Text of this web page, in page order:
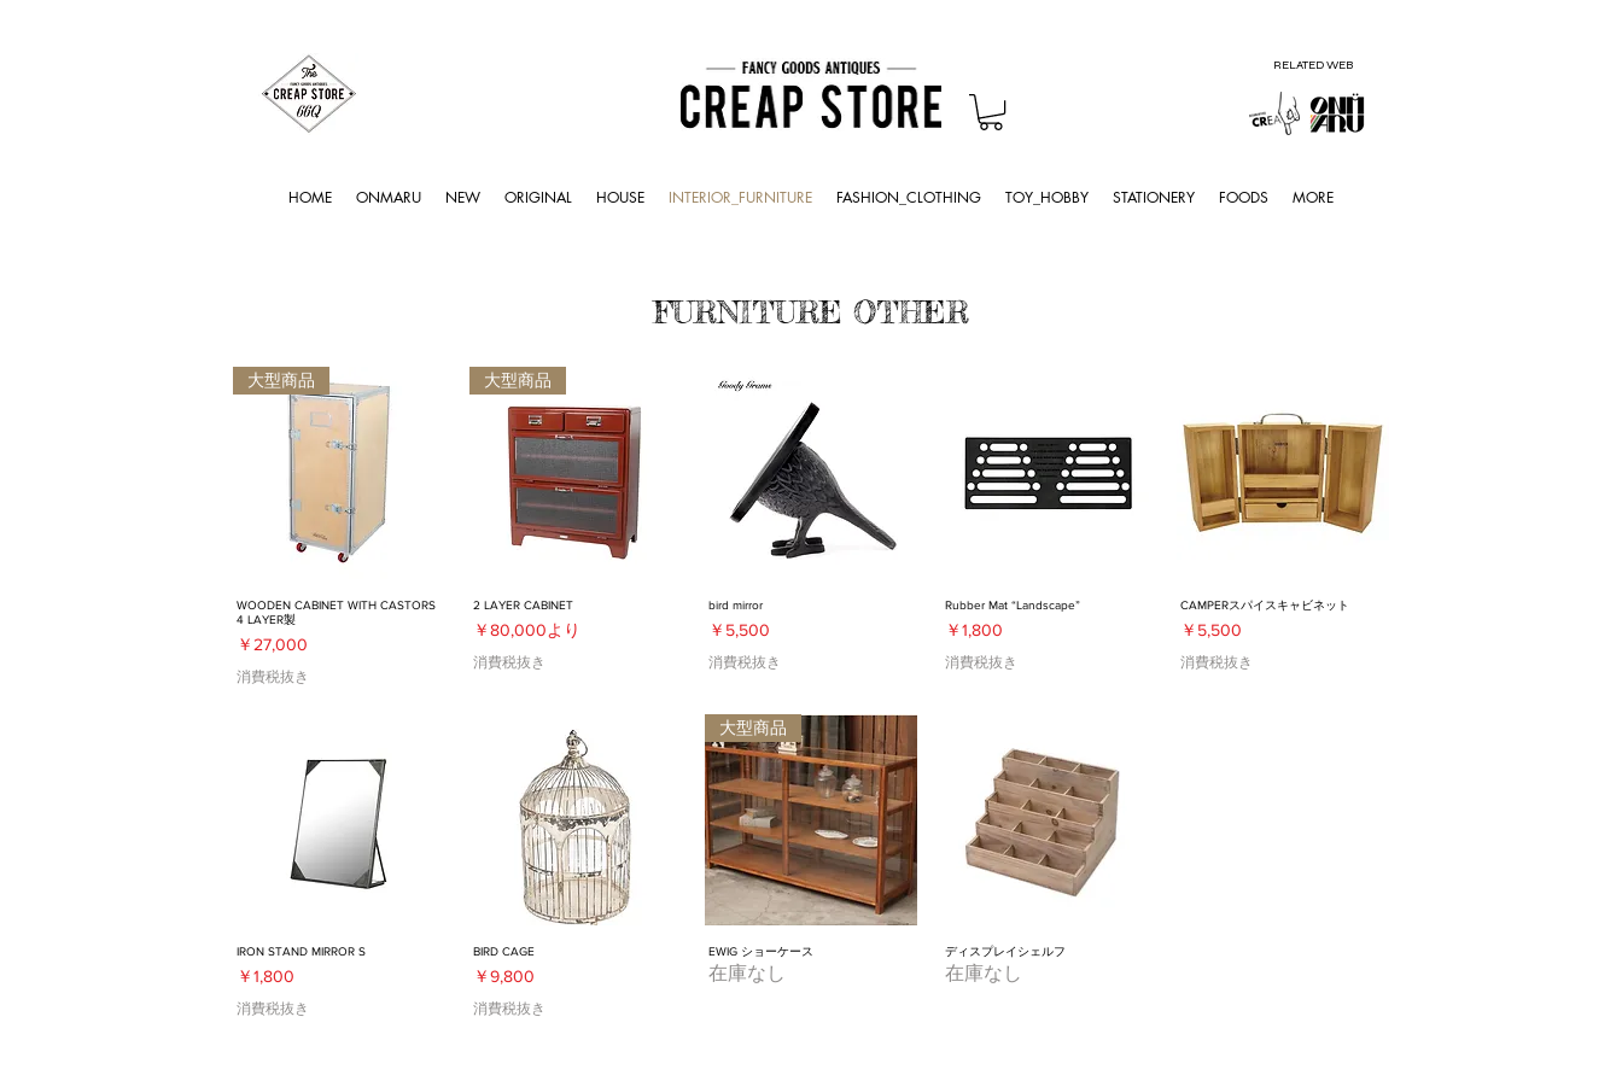
RELATED WEB
HOME ONMARU NEW ORIGINAL HOUSE INTERIOR_FURNITURE FASHION_CLOTHING TOY_HOBBY STATIONERY FOODS MORE
FURNITURE OTHER
大型商品
WOODEN CABINET WITH CASTORS
4 LAYER製
価格
￥27,000
消費税抜き
大型商品
2 LAYER CABINET
￥80,000より
セール価格
消費税抜き
bird mirror
価格
￥5,500
消費税抜き
Rubber Mat “Landscape”
価格
￥1,800
消費税抜き
CAMPERスパイスキャビネット
価格
￥5,500
消費税抜き
IRON STAND MIRROR S
価格
￥1,800
消費税抜き
BIRD CAGE
価格
￥9,800
消費税抜き
大型商品
EWIG ショーケース
在庫なし
ディスプレイシェルフ
在庫なし